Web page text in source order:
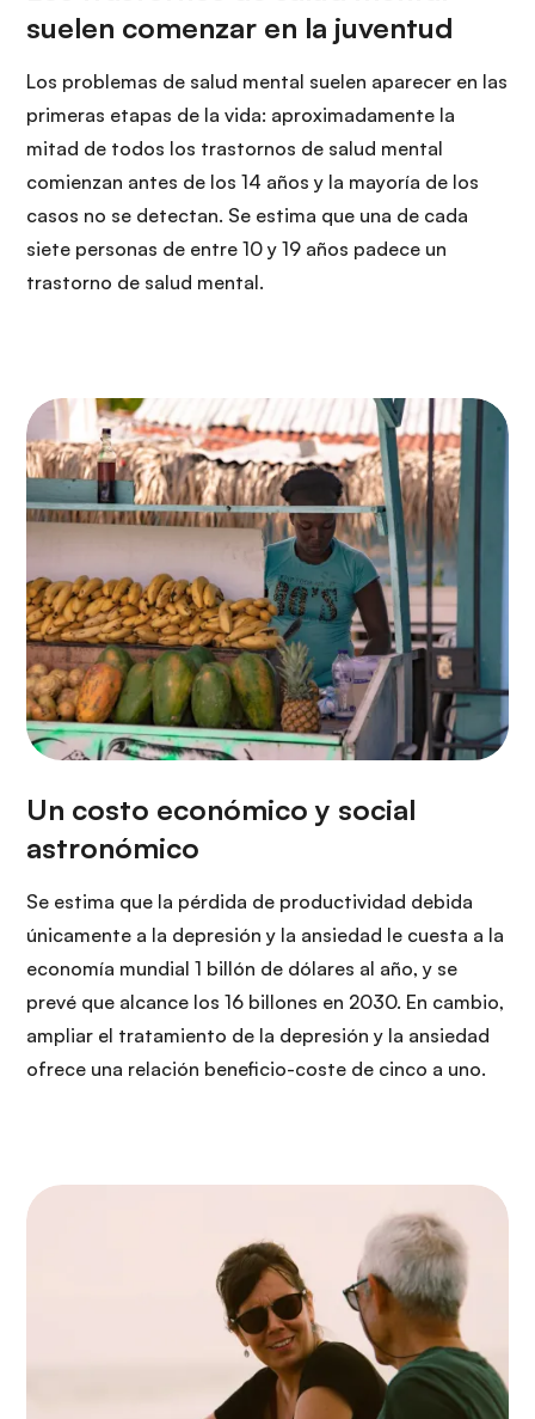
Los problemas de salud mental suelen aparecer en las
primeras etapas de la vida: aproximadamente la
mitad de todos los trastornos de salud mental
comienzan antes de los 14 años y la mayoría de los
casos no se detectan. Se estima que una de cada
siete personas de entre 10 y 19 años padece un
trastorno de salud mental.
Se estima que la pérdida de productividad debida
únicamente a la depresión y la ansiedad le cuesta a la
economía mundial 1 billón de dólares al año, y se
prevé que alcance los 16 billones en 2030. En cambio,
ampliar el tratamiento de la depresión y la ansiedad
ofrece una relación beneficio-coste de cinco a uno.